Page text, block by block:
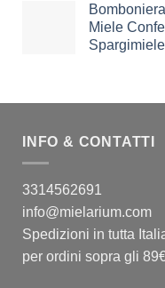
Miele
Spargimiele
INFO & CONTATTI
3314562691
info@mielarium.com
Spedizioni in tutta
per ordini sopra gli